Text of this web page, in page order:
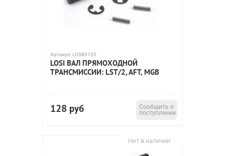
Артикул: LOSB3135
LOSI ВАЛ ПРЯМОХОДНОЙ
ТРАНСМИССИИ: LST/2, AFT, MGB
128 руб
Сообщить о
поступлении
Нет в наличии